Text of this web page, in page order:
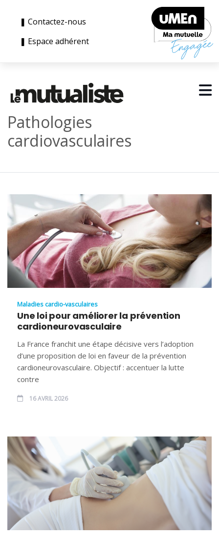
❚ Contactez-nous
❚ Espace adhérent
Pathologies
cardiovasculaires
Maladies cardio-vasculaires
Une loi pour améliorer la prévention
cardioneurovasculaire
La France franchit une étape décisive vers l’adoption
d’une proposition de loi en faveur de la prévention
cardioneurovasculaire. Objectif : accentuer la lutte
contre
16 AVRIL 2026